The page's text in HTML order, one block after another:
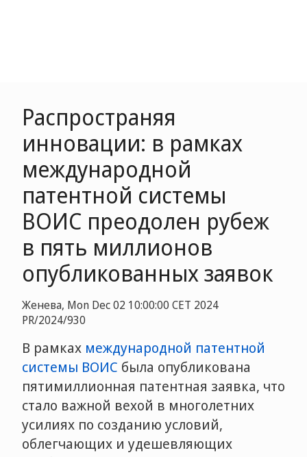
Распространяя
инновации: в рамках
международной
патентной системы
ВОИС преодолен рубеж
в пять миллионов
опубликованных заявок
Женева, Mon Dec 02 10:00:00 CET 2024
PR/2024/930
В рамках международной патентной
системы ВОИС была опубликована
пятимиллионная патентная заявка, что
стало важной вехой в многолетних
усилиях по созданию условий,
облегчающих и удешевляющих